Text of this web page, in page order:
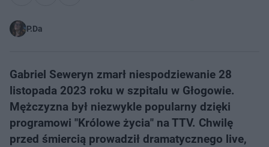
P.Da
Gabriel Seweryn zmarł niespodziewanie 28
listopada 2023 roku w szpitalu w Głogowie.
Mężczyzna był niezwykle popularny dzięki
programowi "Królowe życia" na TTV. Chwilę
przed śmiercią prowadził dramatycznego live,